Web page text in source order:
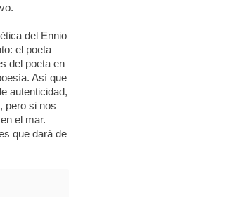
del Ennio
el poeta
del poeta en
Así que
autenticidad,
pero si nos
el mar.
que dará de